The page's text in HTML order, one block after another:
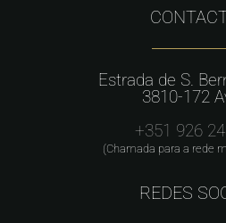
Estrada de S.
3810-172
+351 926
(Chamada para a rede
REDES